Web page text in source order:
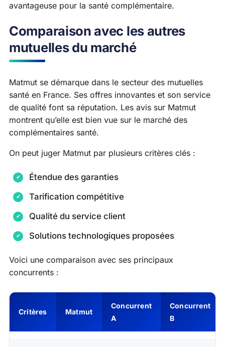
avantageuse pour la santé complémentaire.
Comparaison avec les autres
mutuelles du marché
Matmut se démarque dans le secteur des mutuelles
santé en France. Ses offres innovantes et son service
de qualité font sa réputation. Les avis sur Matmut
montrent qu’elle est bien vue sur le marché des
complémentaires santé.
On peut juger Matmut par plusieurs critères clés :
Étendue des garanties
Tarification compétitive
Qualité du service client
Solutions technologiques proposées
Voici une comparaison avec ses principaux
concurrents :
Critères Matmut
Concurrent
A
Concurrent
B